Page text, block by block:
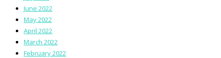
June 2022
May 2022
April 2022
March 2022
February 2022